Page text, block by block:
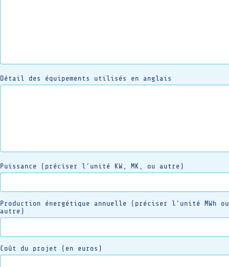
Détail des équipements utilisés en anglais
Puissance (préciser l’unité KW, MK, ou autre)
Production énergétique annuelle (préciser l’unité MWh ou
autre)
Coût du projet (en euros)